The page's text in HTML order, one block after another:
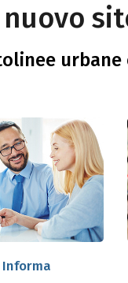
urbane